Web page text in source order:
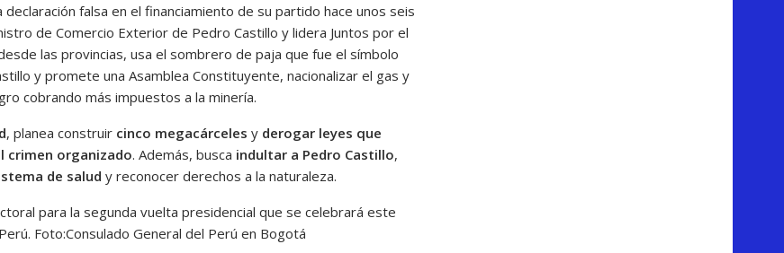
falsa en el financiamiento de su partido hace unos seis
de Comercio Exterior de Pedro Castillo y lidera Juntos por el
las provincias, usa el sombrero de paja que fue el símbolo
y promete una Asamblea Constituyente, nacionalizar el gas y
cobrando más impuestos a la minería.
, planea construir cinco megacárceles y derogar leyes que
crimen organizado. Además, busca indultar a Pedro Castillo,
de salud y reconocer derechos a la naturaleza.
para la segunda vuelta presidencial que se celebrará este
Foto:Consulado General del Perú en Bogotá